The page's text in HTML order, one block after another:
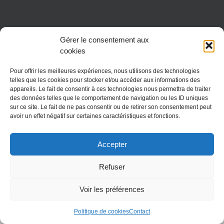
Gérer le consentement aux
cookies
Pour offrir les meilleures expériences, nous utilisons des technologies
telles que les cookies pour stocker et/ou accéder aux informations des
appareils. Le fait de consentir à ces technologies nous permettra de traiter
des données telles que le comportement de navigation ou les ID uniques
sur ce site. Le fait de ne pas consentir ou de retirer son consentement peut
avoir un effet négatif sur certaines caractéristiques et fonctions.
Accepter
Refuser
Voir les préférences
Politique de cookiesContact
Copyright 2018 Fondation réseau Solidaris